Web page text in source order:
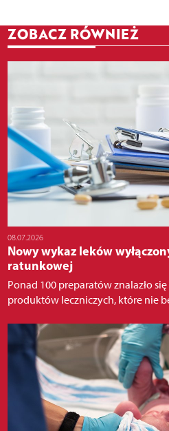
ZOBACZ RÓWNIEŻ
08.07.2026
Nowy wykaz leków
ratunkowej
Ponad 100 preparatów znalazło
produktów leczniczych, które nie